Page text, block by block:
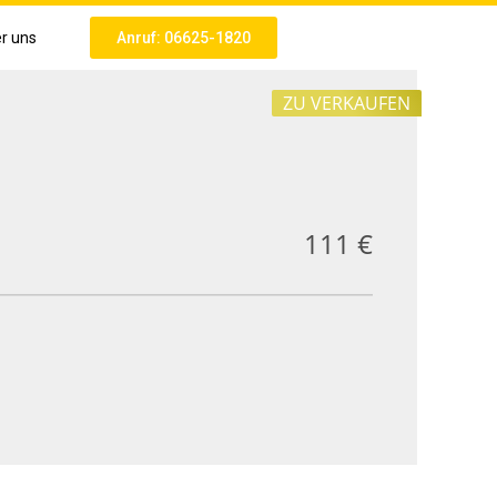
uns Anruf: 06625-1820
ZU VERKAUFEN
111 €